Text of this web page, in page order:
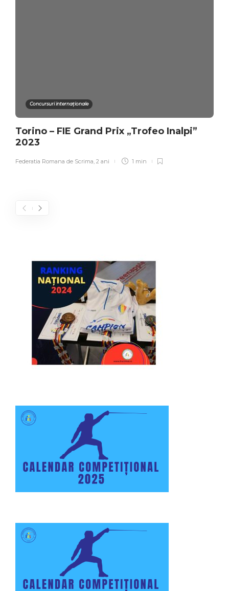
Concursuri internaționale
Torino – FIE Grand Prix „Trofeo Inalpi”
2023
Federatia Romana de Scrima, 2 ani 1 min